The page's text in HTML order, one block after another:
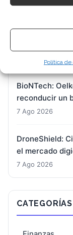
Política
7 Ago 2026
BYD: el
propio
BioNTech:
reconducir un
7 Ago 2026
DroneShield:
el mercado
7 Ago 2026
CATEGORÍAS